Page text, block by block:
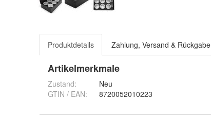
Produktdetails Zahlung, Versand & Rückgabe
Artikelmerkmale
Zustand:
Neu
GTIN / EAN:
8720052010223